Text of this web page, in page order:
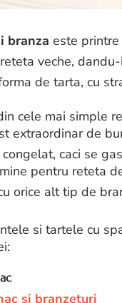
branza este
veche,
de tarta, cu
cele mai simple
extraordinar de
caci se
pentru reteta
orice alt tip de
si tartele cu
si branzeturi